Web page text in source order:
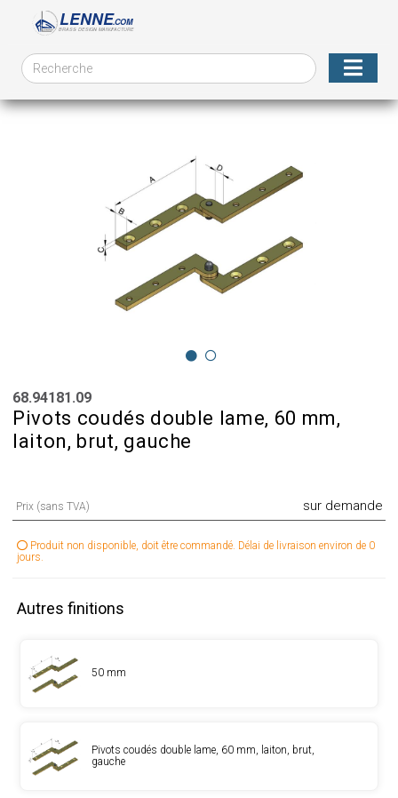
68.94181.09
Pivots coudés double lame, 60 mm,
laiton, brut, gauche
Prix (sans TVA) sur demande
Produit non disponible, doit être commandé. Délai de livraison environ de 0
jours.
Autres finitions
50 mm
Pivots coudés double lame, 60 mm, laiton, brut,
gauche